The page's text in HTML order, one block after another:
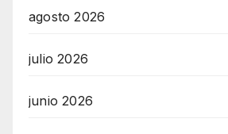
agosto 2026
julio 2026
junio 2026